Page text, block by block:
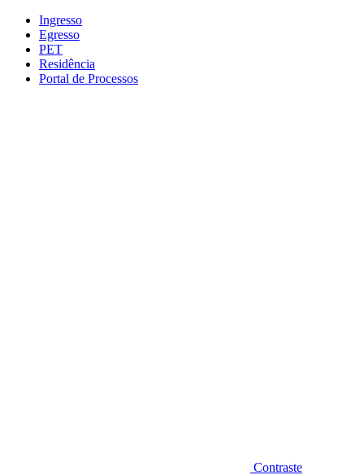
Conteúdo principal
Ingresso
Egresso
PET
Residência
Portal de Processos
Contraste